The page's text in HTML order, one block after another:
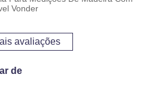
Vonder
avaliações
de